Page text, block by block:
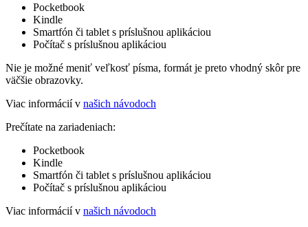
Pocketbook
Kindle
Smartfón či tablet s príslušnou aplikáciou
Počítač s príslušnou aplikáciou
Nie je možné meniť veľkosť písma, formát je preto vhodný skôr pre
väčšie obrazovky.
Viac informácií v našich návodoch
Prečítate na zariadeniach:
Pocketbook
Kindle
Smartfón či tablet s príslušnou aplikáciou
Počítač s príslušnou aplikáciou
Viac informácií v našich návodoch